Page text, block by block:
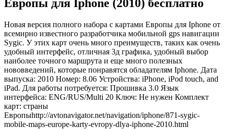
Европы для Iphone (2010) бесплатно
Новая версия полного набора с картами Европы для Iphone от
всемирно известного разработчика мобильной gps навигации
Sygic. У этих карт очень много преимуществ, таких как очень
удобный интерфейс, отличная 3д графика, удобный выбор
наиболее точного маршрута и еще много полезных
нововведений, которые понравятся обладателям Iphone. Дата
выпуска: 2010 Номер: 8.06 Устройства: iPhone, iPod touch, and
iPad. Для работы потребуется: Прошивка 3.0 Язык
интерфейса: ENG/RUS/Multi 20 Ключ: Не нужен Комплект
карт: страны
Европыhttp://avtonavigator.net/navigation/iphone/871-sygic-
mobile-maps-europe-karty-evropy-dlya-iphone-2010.html